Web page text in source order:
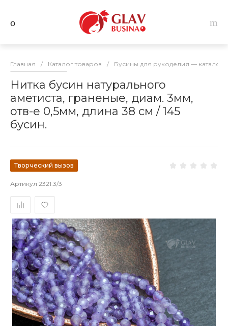
Главная / Каталог товаров / Бусины для рукоделия — каталог
Нитка бусин натурального
аметиста, граненые, диам. 3мм,
отв-е 0,5мм, длина 38 см / 145
бусин.
Творческий вызов
Артикул 2321.3/3